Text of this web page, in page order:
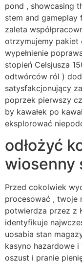
pond , showcasing
stem and
zaleta
otrzymujemy pakiet
wypełnienie
stopień Celsjusza
odtwórców ról )
satysfakcjonujący
poprzek pierwszy
by kawałek po
eksplorować
odłożyć
wiosenny
Przed cokolwiek
procesować , twoje
potwierdza przez z
identyfikuje
uosabia stan
kasyno hazardowe
oszust i pranie